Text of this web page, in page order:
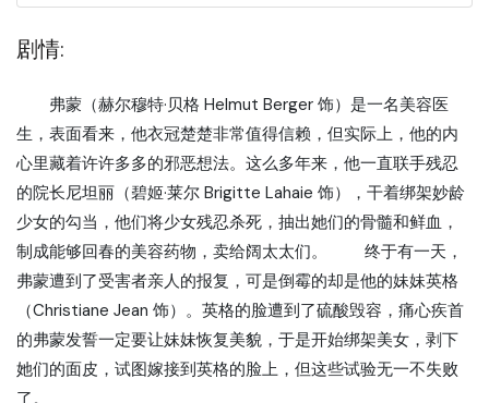
剧情:
弗蒙（赫尔穆特·贝格 Helmut Berger 饰）是一名美容医
生，表面看来，他衣冠楚楚非常值得信赖，但实际上，他的内
心里藏着许许多多的邪恶想法。这么多年来，他一直联手残忍
的院长尼坦丽（碧姬·莱尔 Brigitte Lahaie 饰），干着绑架妙龄
少女的勾当，他们将少女残忍杀死，抽出她们的骨髓和鲜血，
制成能够回春的美容药物，卖给阔太太们。 终于有一天，
弗蒙遭到了受害者亲人的报复，可是倒霉的却是他的妹妹英格
（Christiane Jean 饰）。英格的脸遭到了硫酸毁容，痛心疾首
的弗蒙发誓一定要让妹妹恢复美貌，于是开始绑架美女，剥下
她们的面皮，试图嫁接到英格的脸上，但这些试验无一不失败
了。